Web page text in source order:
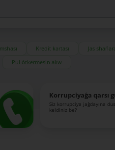
Kredit kartası Jas
Pul ótkermesin alıw
Korrupciyaǵa qarsı
Siz korrupciya jaǵdayına dus
keldiniz be?